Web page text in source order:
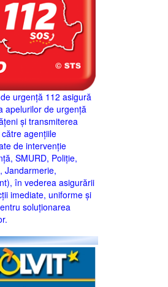
urgență 112 asigură
apelurilor de urgență
și transmiterea
agențiile
de intervenție
SMURD, Poliție,
Jandarmerie,
în vederea asigurării
imediate, uniforme și
soluționarea